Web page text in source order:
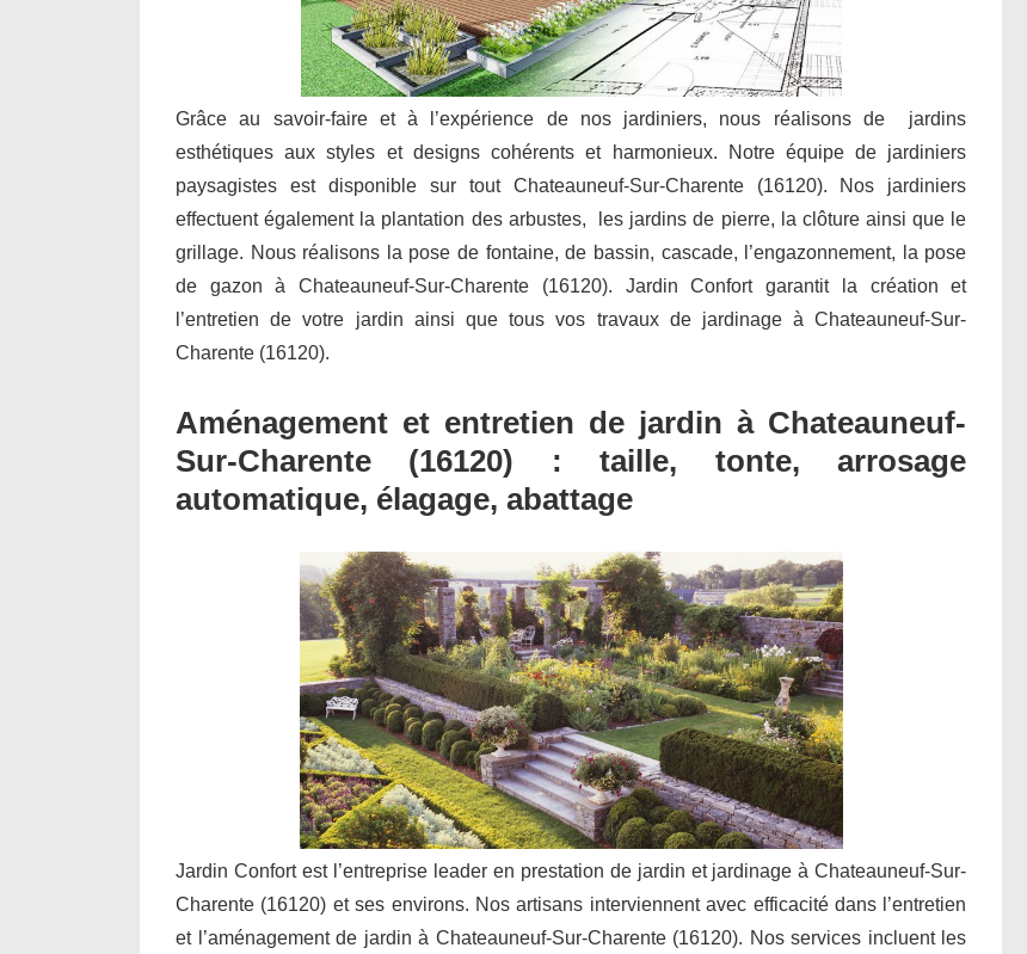
Grâce au savoir-faire et à l’expérience de nos jardiniers, nous réalisons de jardins
esthétiques aux styles et designs cohérents et harmonieux. Notre équipe de jardiniers
paysagistes est disponible sur tout Chateauneuf-Sur-Charente (16120). Nos jardiniers
effectuent également la plantation des arbustes, les jardins de pierre, la clôture ainsi que le
grillage. Nous réalisons la pose de fontaine, de bassin, cascade, l’engazonnement, la pose
de gazon à Chateauneuf-Sur-Charente (16120). Jardin Confort garantit la création et
l’entretien de votre jardin ainsi que tous vos travaux de jardinage à Chateauneuf-Sur-
Charente (16120).
Aménagement et entretien de jardin à Chateauneuf-
Sur-Charente (16120) : taille, tonte, arrosage
automatique, élagage, abattage
Jardin Confort est l’entreprise leader en prestation de jardin et jardinage à Chateauneuf-Sur-
Charente (16120) et ses environs. Nos artisans interviennent avec efficacité dans l’entretien
et l’aménagement de jardin à Chateauneuf-Sur-Charente (16120). Nos services incluent les